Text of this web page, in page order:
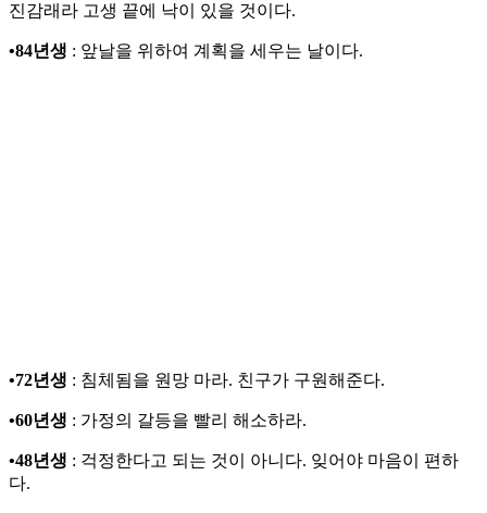
진감래라 고생 끝에 낙이 있을 것이다.
•84년생 : 앞날을 위하여 계획을 세우는 날이다.
•72년생 : 침체됨을 원망 마라. 친구가 구원해준다.
•60년생 : 가정의 갈등을 빨리 해소하라.
•48년생 : 걱정한다고 되는 것이 아니다. 잊어야 마음이 편하
다.